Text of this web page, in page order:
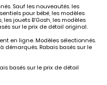
Sauf les nouveautés. les
pour bébé, les modèles
jouets B’Gosh, les modèles
sur le prix de détail original.
en ligne. Modèles sélectionnés.
démarqués. Rabais basés sur le
basés sur le prix de détail